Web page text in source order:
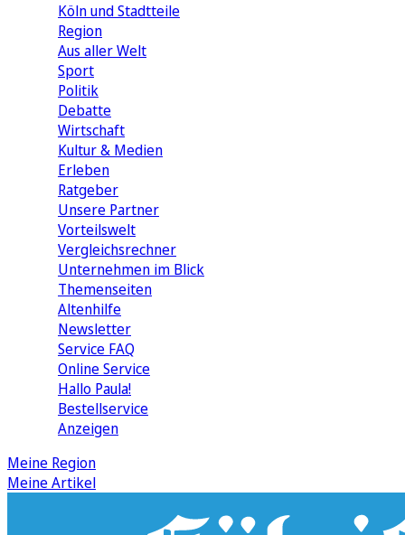
Köln und Stadtteile
Region
Aus aller Welt
Sport
Politik
Debatte
Wirtschaft
Kultur & Medien
Erleben
Ratgeber
Unsere Partner
Vorteilswelt
Vergleichsrechner
Unternehmen im Blick
Themenseiten
Altenhilfe
Newsletter
Service FAQ
Online Service
Hallo Paula!
Bestellservice
Anzeigen
Meine Region
Meine Artikel